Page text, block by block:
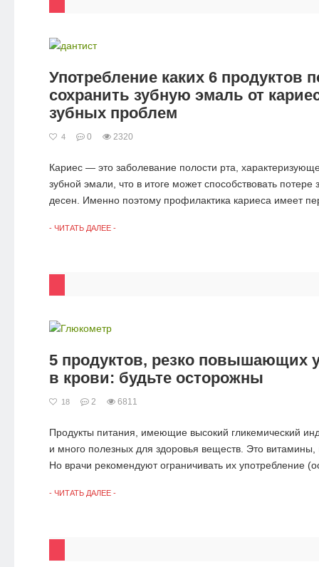
Употребление каких 6 продуктов
сохранить зубную эмаль от
зубных проблем
4 0 2320
Кариес — это заболевание полости рта,
зубной эмали, что в итоге может способствовать потере
десен. Именно поэтому профилактика кариеса имеет
- ЧИТАТЬ ДАЛЕЕ -
5 продуктов, резко повышающих
в крови: будьте осторожны
18 2 6811
Продукты питания, имеющие высокий гликемический
и много полезных для здоровья веществ. Это витамины,
Но врачи рекомендуют ограничивать их употребление
- ЧИТАТЬ ДАЛЕЕ -